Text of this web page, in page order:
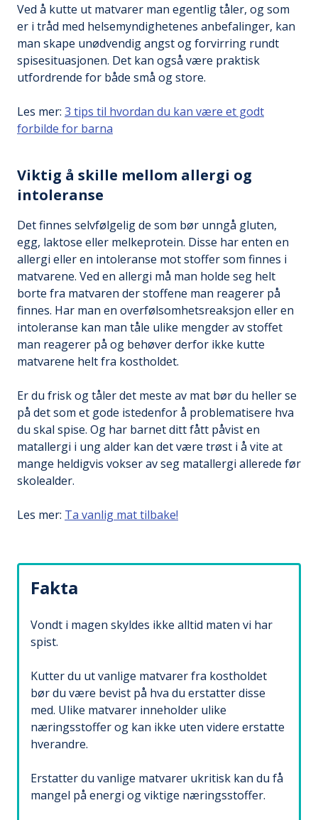
Ved å kutte ut matvarer man egentlig tåler, og som
er i tråd med helsemyndighetenes anbefalinger, kan
man skape unødvendig angst og forvirring rundt
spisesituasjonen. Det kan også være praktisk
utfordrende for både små og store.
Les mer: 3 tips til hvordan du kan være et godt
forbilde for barna
Viktig å skille mellom allergi og
intoleranse
Det finnes selvfølgelig de som bør unngå gluten,
egg, laktose eller melkeprotein. Disse har enten en
allergi eller en intoleranse mot stoffer som finnes i
matvarene. Ved en allergi må man holde seg helt
borte fra matvaren der stoffene man reagerer på
finnes. Har man en overfølsomhetsreaksjon eller en
intoleranse kan man tåle ulike mengder av stoffet
man reagerer på og behøver derfor ikke kutte
matvarene helt fra kostholdet.
Er du frisk og tåler det meste av mat bør du heller se
på det som et gode istedenfor å problematisere hva
du skal spise. Og har barnet ditt fått påvist en
matallergi i ung alder kan det være trøst i å vite at
mange heldigvis vokser av seg matallergi allerede før
skolealder.
Les mer: Ta vanlig mat tilbake!
Fakta
Vondt i magen skyldes ikke alltid maten vi har
spist.
Kutter du ut vanlige matvarer fra kostholdet
bør du være bevist på hva du erstatter disse
med. Ulike matvarer inneholder ulike
næringsstoffer og kan ikke uten videre erstatte
hverandre.
Erstatter du vanlige matvarer ukritisk kan du få
mangel på energi og viktige næringsstoffer.